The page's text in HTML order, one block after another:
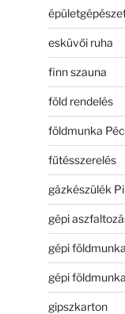
esküvői ruha
finn szauna
föld rendelés
földmunka
fűtésszerelés
gázkészülék
gépi
gépi földmunka
gépi
gipszkarton